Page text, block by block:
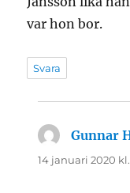
var hon bor.
Svara
Gunnar
14 januari 2020 kl.